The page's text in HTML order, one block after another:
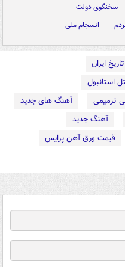
سخنگوی دولت
انسجام ملی
ایران
استانبول
ترمیمی
آهنگ های جدید
آهنگ جدید
قیمت ورق آهن پرایس